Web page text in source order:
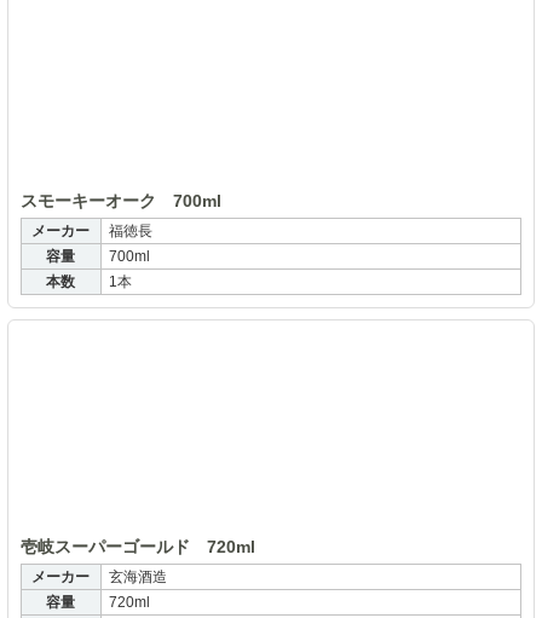
スモーキーオーク 700ml
メーカー
福徳長
容量
700ml
本数
1本
壱岐スーパーゴールド 720ml
メーカー
玄海酒造
容量
720ml